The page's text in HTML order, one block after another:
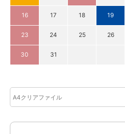
16 17 18 19
23 24 25 26
30 31